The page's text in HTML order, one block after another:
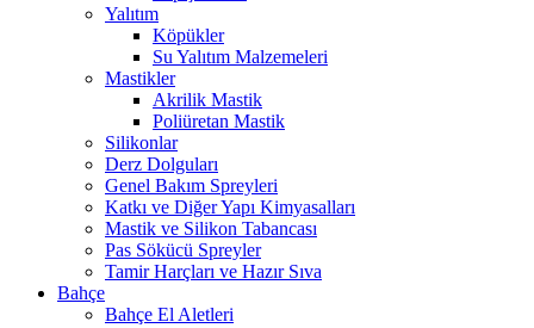
Yalıtım
Köpükler
Su Yalıtım Malzemeleri
Mastikler
Akrilik Mastik
Poliüretan Mastik
Silikonlar
Derz Dolguları
Genel Bakım Spreyleri
Katkı ve Diğer Yapı Kimyasalları
Mastik ve Silikon Tabancası
Pas Sökücü Spreyler
Tamir Harçları ve Hazır Sıva
Bahçe
Bahçe El Aletleri